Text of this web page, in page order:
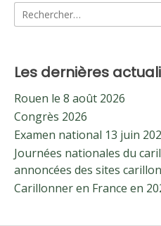
Rechercher :
Les dernières
Rouen le 8 août 2026
Congrès 2026
Examen national 13 juin
Journées nationales du
annoncées des sites
Carillonner en France en